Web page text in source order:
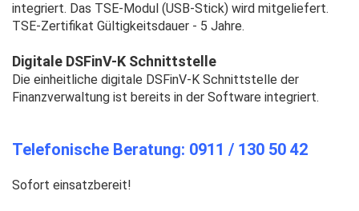
integriert. Das TSE-Modul (USB-Stick) wird mitgeliefert.
TSE-Zertifikat Gültigkeitsdauer - 5 Jahre.
Digitale DSFinV-K Schnittstelle
Die einheitliche digitale DSFinV-K Schnittstelle der
Finanzverwaltung ist bereits in der Software integriert.
Telefonische Beratung: 0911 / 130 50 42
Sofort einsatzbereit!